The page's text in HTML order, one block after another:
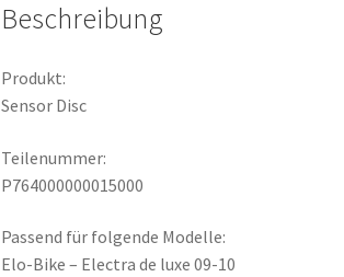
Beschreibung
Produkt:
Sensor Disc
Teilenummer:
P764000000015000
Passend für folgende Modelle:
Elo-Bike – Electra de luxe 09-10